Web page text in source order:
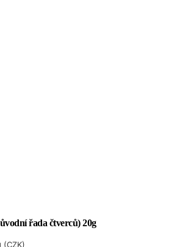
řada čtverců) 20g
(CZK)